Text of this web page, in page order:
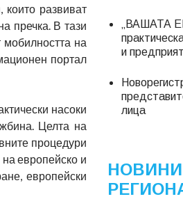
които развиват
пречка. В тази
мобилността на
портал
насоки
Целта на
процедури
европейско и
европейски
„ВАШАТА
и
лица